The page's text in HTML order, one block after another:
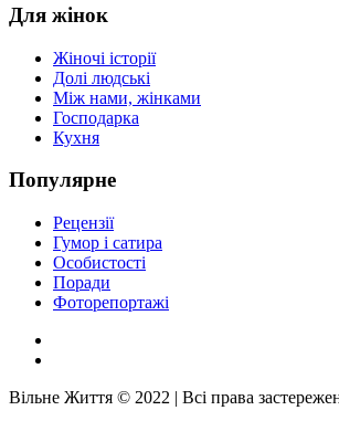
Для жінок
Жіночі історії
Долі людські
Між нами, жінками
Господарка
Кухня
Популярне
Рецензії
Гумор і сатира
Особистості
Поради
Фоторепортажі
Вільне Життя © 2022 | Всі права